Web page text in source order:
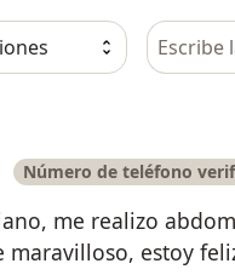
Busca
Número de teléfono
me realizo
maravilloso, estoy